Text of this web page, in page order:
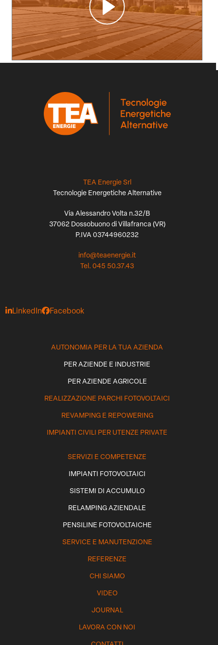
TEA Energie Srl
Tecnologie Energetiche Alternative
Via Alessandro Volta n.32/B
37062 Dossobuono di Villafranca (VR)
P.IVA 03744960232
info@teaenergie.it
Tel. 045 50.37.43
LinkedIn Facebook
AUTONOMIA PER LA TUA AZIENDA
PER AZIENDE E INDUSTRIE
PER AZIENDE AGRICOLE
REALIZZAZIONE PARCHI FOTOVOLTAICI
REVAMPING E REPOWERING
IMPIANTI CIVILI PER UTENZE PRIVATE
SERVIZI E COMPETENZE
IMPIANTI FOTOVOLTAICI
SISTEMI DI ACCUMULO
RELAMPING AZIENDALE
PENSILINE FOTOVOLTAICHE
SERVICE E MANUTENZIONE
REFERENZE
CHI SIAMO
VIDEO
JOURNAL
LAVORA CON NOI